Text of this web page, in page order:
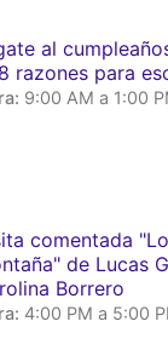
al
razones para
9:00 AM a 1:00
comentada
de Lucas
Borrero
4:00 PM a 5:00